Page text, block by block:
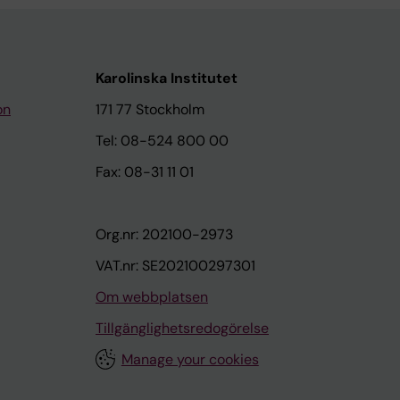
Karolinska Institutet
171 77 Stockholm
Tel: 08-524 800 00
Fax: 08-31 11 01
Org.nr: 202100-2973
VAT.nr: SE202100297301
Om webbplatsen
Tillgänglighetsredogörelse
Manage your cookies